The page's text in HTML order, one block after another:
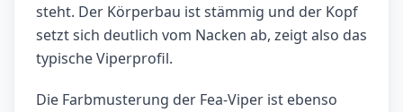
steht. Der Körperbau ist stämmig und der Kopf
setzt sich deutlich vom Nacken ab, zeigt also das
typische Viperprofil.
Die Farbmusterung der Fea-Viper ist ebenso